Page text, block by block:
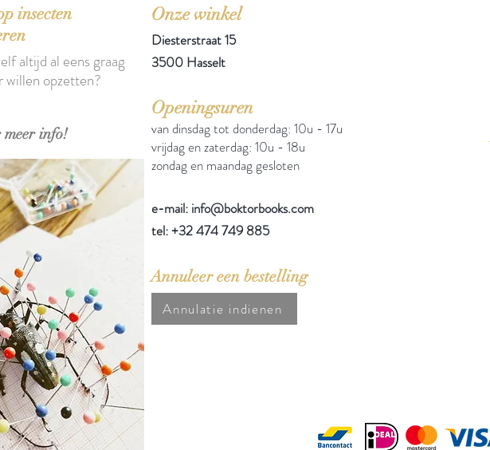
insecten
info!
altijd al eens graag
willen opzetten?
Onze winkel
Diesterstraat 15
3500 Hasselt
Openingsuren
van dinsdag tot donderdag: 10u - 17u
vrijdag en zaterdag: 10u - 18u
zondag en maandag gesloten
e-mail: info@boktorbooks.com
tel: +32 474 749 885
Annuleer een bestelling
Annulatie indienen